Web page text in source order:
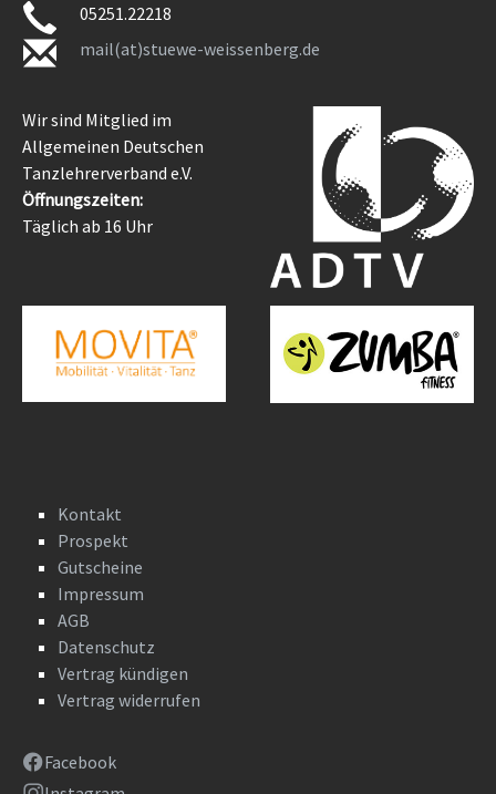
05251.22218
mail(at)stuewe-weissenberg.de
Wir sind Mitglied im
Allgemeinen Deutschen
Tanzlehrerverband e.V.
Öffnungszeiten:
Täglich ab 16 Uhr
Kontakt
Prospekt
Gutscheine
Impressum
AGB
Datenschutz
Vertrag kündigen
Vertrag widerrufen
Facebook